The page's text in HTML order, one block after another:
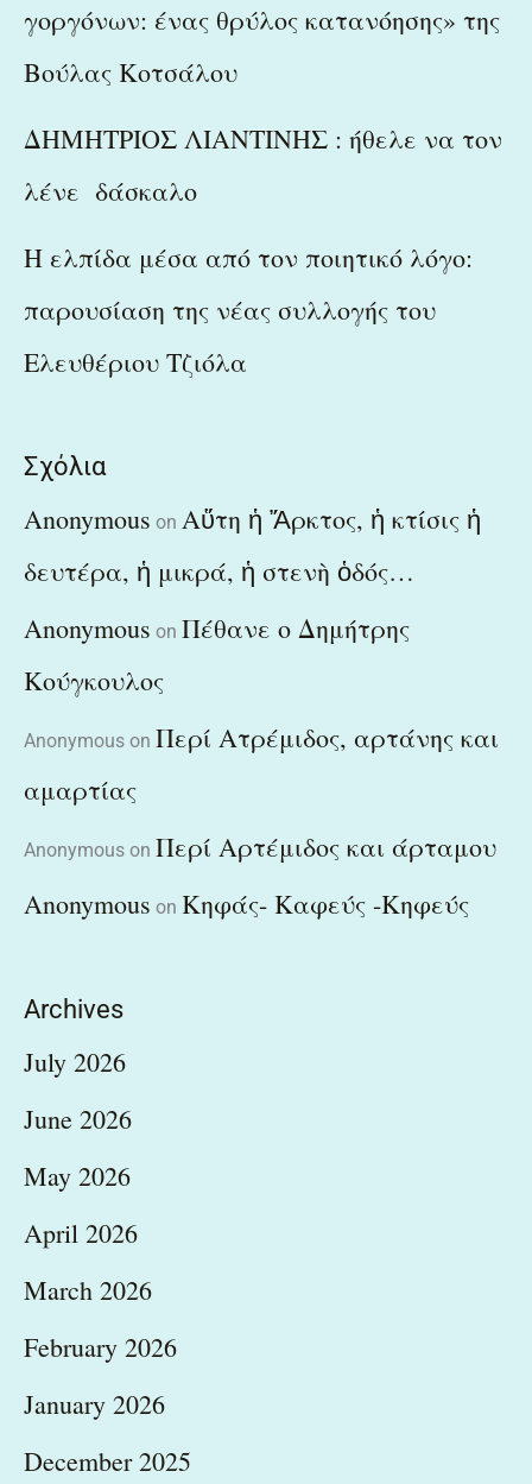
γοργόνων: ένας θρύλος κατανόησης» της
Βούλας Κοτσάλου
ΔΗΜΗΤΡΙΟΣ ΛΙΑΝΤΙΝΗΣ : ήθελε να τον
λένε δάσκαλο
Η ελπίδα μέσα από τον ποιητικό λόγο:
παρουσίαση της νέας συλλογής του
Ελευθέριου Τζιόλα
Σχόλια
Anonymous on Αὕτη ἡ Ἄρκτος, ἡ κτίσις ἡ
δευτέρα, ἡ μικρά, ἡ στενὴ ὁδός…
Anonymous on Πέθανε ο Δημήτρης
Κούγκουλος
Anonymous on Περί Ατρέμιδος, αρτάνης και
αμαρτίας
Anonymous on Περί Αρτέμιδος και άρταμου
Anonymous on Κηφάς- Καφεύς -Κηφεύς
Archives
July 2026
June 2026
May 2026
April 2026
March 2026
February 2026
January 2026
December 2025